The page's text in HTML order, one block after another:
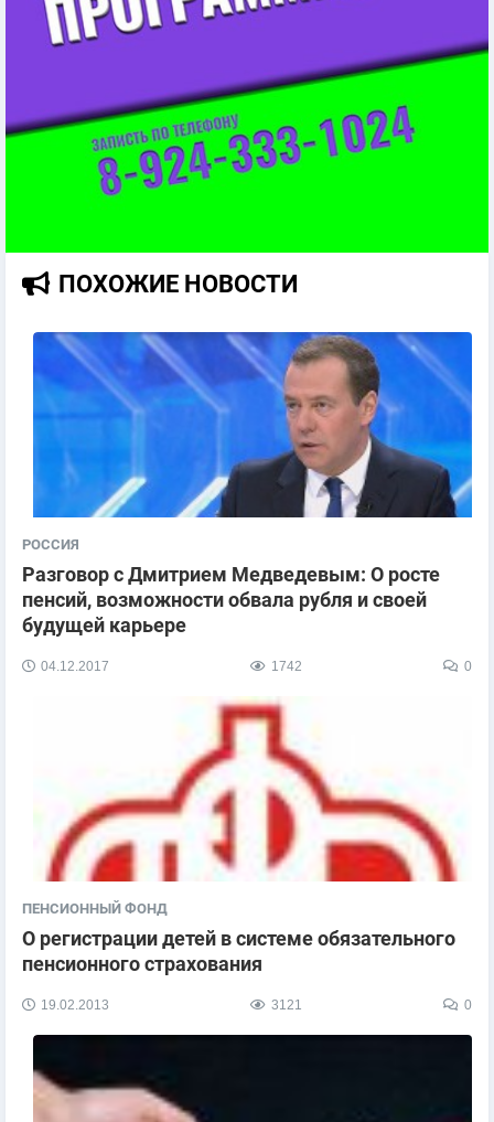
ПОХОЖИЕ НОВОСТИ
РОССИЯ
Разговор с Дмитрием Медведевым: О росте
пенсий, возможности обвала рубля и своей
будущей карьере
04.12.2017 1742 0
ПЕНСИОННЫЙ ФОНД
О регистрации детей в системе обязательного
пенсионного страхования
19.02.2013 3121 0